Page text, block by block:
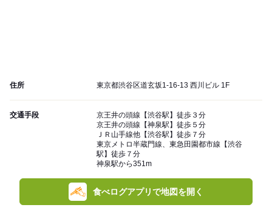
住所 東京都渋谷区道玄坂1-16-13 西川ビル 1F
交通手段
京王井の頭線【渋谷駅】徒歩３分
京王井の頭線【神泉駅】徒歩５分
ＪＲ山手線他【渋谷駅】徒歩７分
東京メトロ半蔵門線、東急田園都市線【渋谷
駅】徒歩７分
神泉駅から351m
食べログアプリで地図を開く